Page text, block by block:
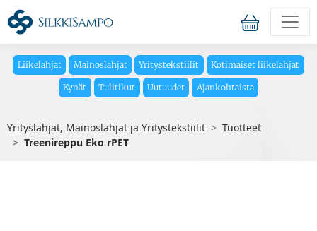
Liikelahjat Mainoslahjat Yritystekstiilit Kotimaiset liikelahjat
Kynät Tulitikut Uutuudet Ajankohtaista
Yrityslahjat, Mainoslahjat ja Yritystekstiilit
Tuotteet
Treenireppu Eko rPET